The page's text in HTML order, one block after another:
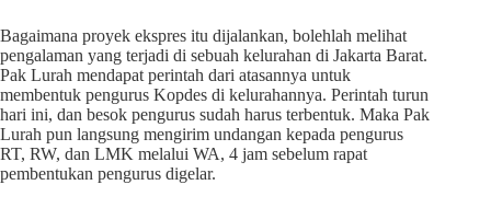
Bagaimana proyek ekspres itu dijalankan, bolehlah melihat
pengalaman yang terjadi di sebuah kelurahan di Jakarta Barat.
Pak Lurah mendapat perintah dari atasannya untuk
membentuk pengurus Kopdes di kelurahannya. Perintah turun
hari ini, dan besok pengurus sudah harus terbentuk. Maka Pak
Lurah pun langsung mengirim undangan kepada pengurus
RT, RW, dan LMK melalui WA, 4 jam sebelum rapat
pembentukan pengurus digelar.